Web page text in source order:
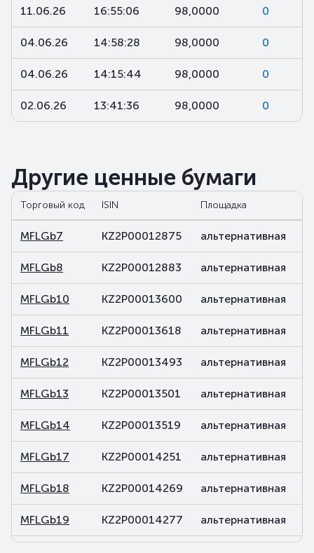
11.06.26 16:55:06 98,0000 0
04.06.26 14:58:28 98,0000 0
04.06.26 14:15:44 98,0000 0
02.06.26 13:41:36 98,0000 0
Другие ценные бумаги
Торговый код ISIN Площадка
MFLGb7 KZ2P00012875 альтернативная
MFLGb8 KZ2P00012883 альтернативная
MFLGb10 KZ2P00013600 альтернативная
MFLGb11 KZ2P00013618 альтернативная
MFLGb12 KZ2P00013493 альтернативная
MFLGb13 KZ2P00013501 альтернативная
MFLGb14 KZ2P00013519 альтернативная
MFLGb17 KZ2P00014251 альтернативная
MFLGb18 KZ2P00014269 альтернативная
MFLGb19 KZ2P00014277 альтернативная